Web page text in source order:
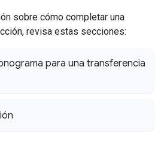
sobre cómo completar una
revisa estas secciones:
para una transferencia